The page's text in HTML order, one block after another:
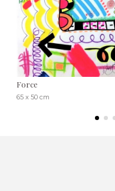
Force
65 x 50 cm